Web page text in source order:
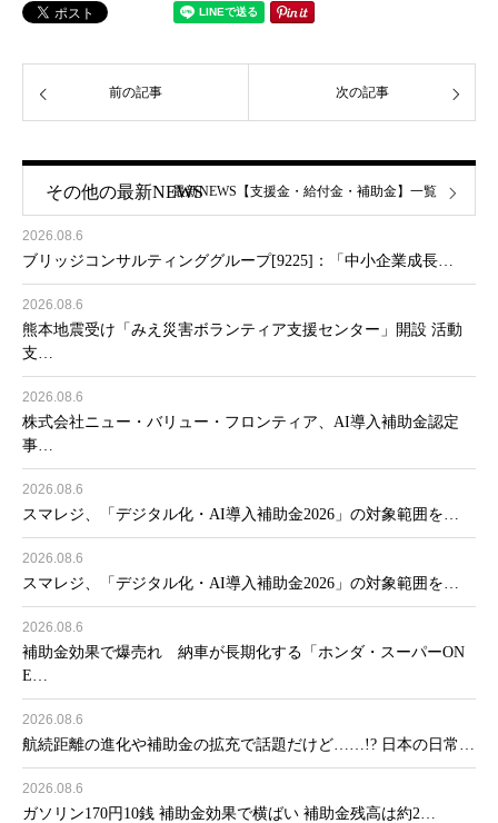
前の記事 次の記事
その他の最新NEWS
2026.08.6
ブリッジコンサルティンググループ[9225]：「中小企業成長…
2026.08.6
熊本地震受け「みえ災害ボランティア支援センター」開設 活動
支…
2026.08.6
株式会社ニュー・バリュー・フロンティア、AI導入補助金認定
事…
2026.08.6
スマレジ、「デジタル化・AI導入補助金2026」の対象範囲を…
2026.08.6
スマレジ、「デジタル化・AI導入補助金2026」の対象範囲を…
2026.08.6
補助金効果で爆売れ 納車が長期化する「ホンダ・スーパーON
E…
2026.08.6
航続距離の進化や補助金の拡充で話題だけど……!? 日本の日常…
2026.08.6
ガソリン170円10銭 補助金効果で横ばい 補助金残高は約2…
最新NEWS【支援金・給付金・補助金】一覧